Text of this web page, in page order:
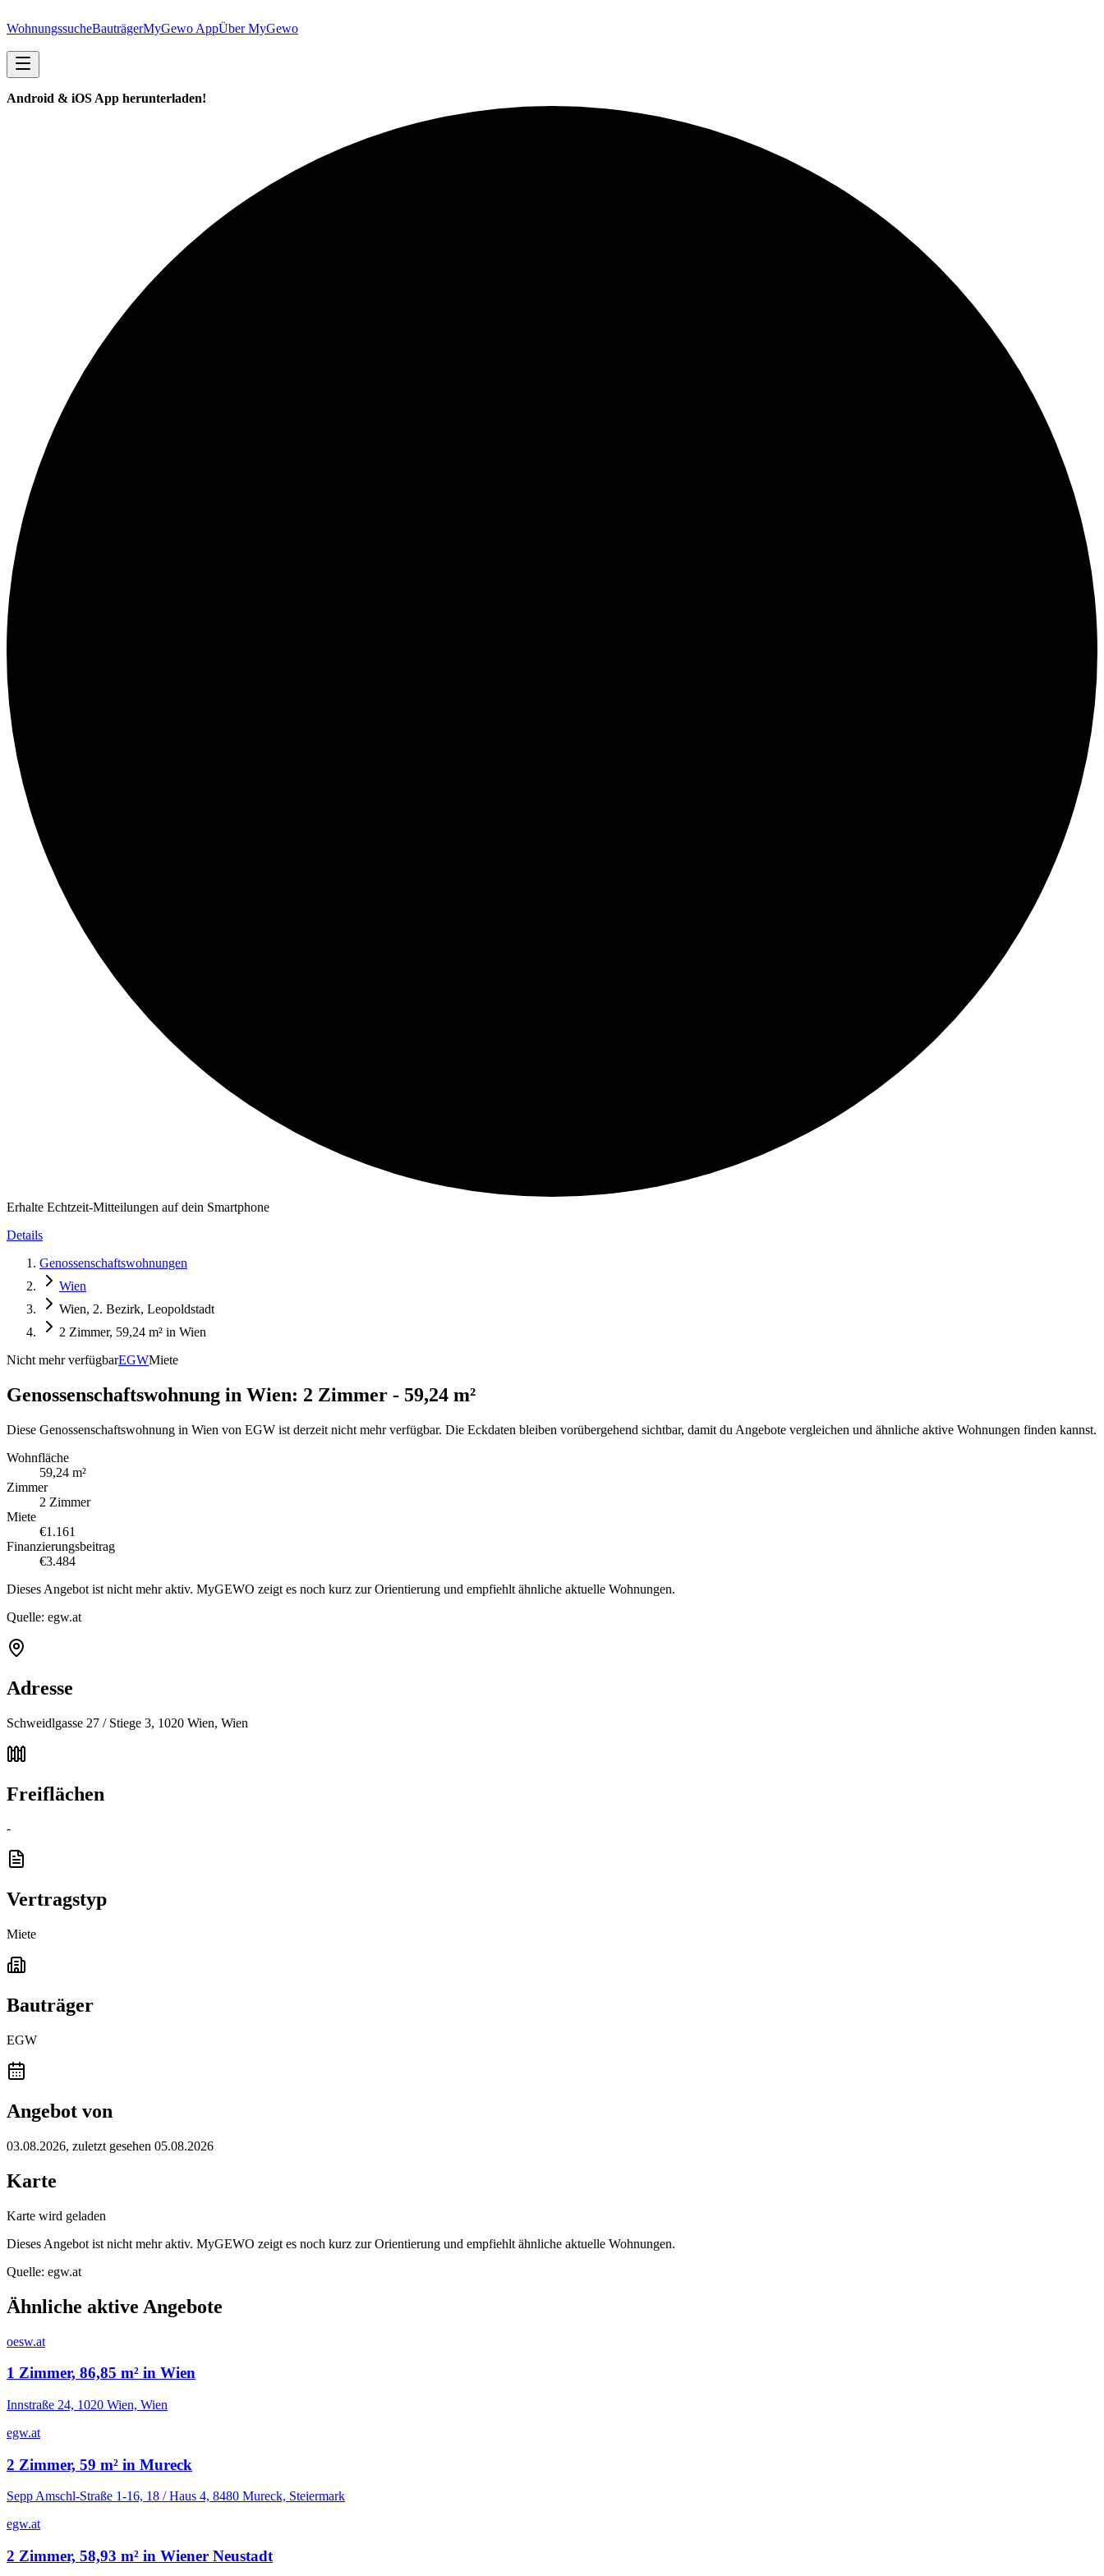
WohnungssucheBauträgerMyGewo AppÜber MyGewo
Android & iOS App herunterladen!
Erhalte Echtzeit-Mitteilungen auf dein Smartphone
Details
Genossenschaftswohnungen
Wien
Wien, 2. Bezirk, Leopoldstadt
2 Zimmer, 59,24 m² in Wien
Nicht mehr verfügbarEGWMiete
Genossenschaftswohnung in Wien: 2 Zimmer - 59,24 m²
Diese Genossenschaftswohnung in Wien von EGW ist derzeit nicht mehr verfügbar. Die Eckdaten bleiben vorübergehend sichtbar, damit du Angebote vergleichen und ähnliche aktive Wohnungen finden kannst.
Wohnfläche
59,24 m²
Zimmer
2 Zimmer
Miete
€1.161
Finanzierungsbeitrag
€3.484
Dieses Angebot ist nicht mehr aktiv. MyGEWO zeigt es noch kurz zur Orientierung und empfiehlt ähnliche aktuelle Wohnungen.
Quelle: egw.at
Adresse
Schweidlgasse 27 / Stiege 3, 1020 Wien, Wien
Freiflächen
-
Vertragstyp
Miete
Bauträger
EGW
Angebot von
03.08.2026, zuletzt gesehen 05.08.2026
Karte
Karte wird geladen
Dieses Angebot ist nicht mehr aktiv. MyGEWO zeigt es noch kurz zur Orientierung und empfiehlt ähnliche aktuelle Wohnungen.
Quelle: egw.at
Ähnliche aktive Angebote
oesw.at
1 Zimmer, 86,85 m² in Wien
Innstraße 24, 1020 Wien, Wien
egw.at
2 Zimmer, 59 m² in Mureck
Sepp Amschl-Straße 1-16, 18 / Haus 4, 8480 Mureck, Steiermark
egw.at
2 Zimmer, 58,93 m² in Wiener Neustadt